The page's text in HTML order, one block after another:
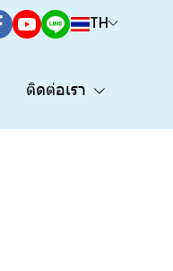
TH
ติดต่อเรา